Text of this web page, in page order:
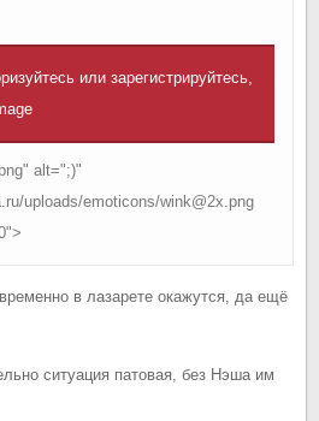
или зарегистрируйтесь,
alt=";)"
uploads/emoticons/wink@2x.png
в лазарете окажутся, да ещё
ситуация патовая, без Нэша им